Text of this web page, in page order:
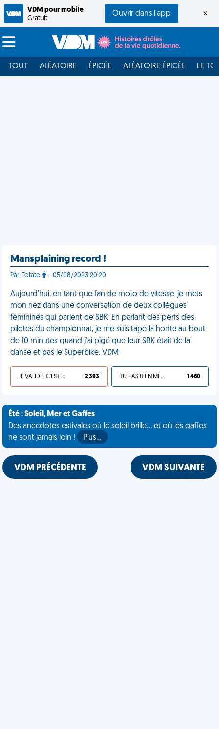
VDM pour mobile
Gratuit
Ouvrir dans l'app ×
TOUT ALÉATOIRE ÉPICÉE ALÉATOIRE ÉPICÉE LE
Mansplaining record !
Par Totate - 05/08/2023 20:20
Aujourd'hui, en tant que fan de moto de vitesse, je mets
mon nez dans une conversation de deux collègues
féminines qui parlent de SBK. En parlant des perfs des
pilotes du championnat, je me suis tapé la honte au bout
de 10 minutes quand j'ai pigé que leur SBK était de la
danse et pas le Superbike. VDM
JE VALIDE, C'EST UNE VDM 2 393 TU L'AS BIEN MÉRITÉ 1 460
Été : Soleil, Mer et Gaffes
Des anecdotes estivales où le soleil brille... et où les gaffes
ne sont jamais loin !
Plus…
VDM PRÉCÉDENTE VDM SUIVANTE